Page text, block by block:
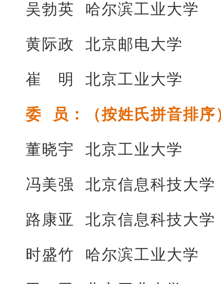
吴勃英 哈尔滨工业大学
黄际政 北京邮电大学
崔 明 北京工业大学
委 员：（按姓氏拼音排序
董晓宇 北京工业大学
冯美强 北京信息科技大学
路康亚 北京信息科技大学
时盛竹 哈尔滨工业大学